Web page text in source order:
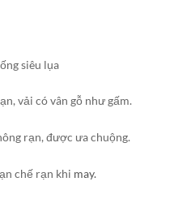
siêu lụa
vải có vân gỗ như gấm.
rạn, được ưa chuộng.
chế rạn khi may.